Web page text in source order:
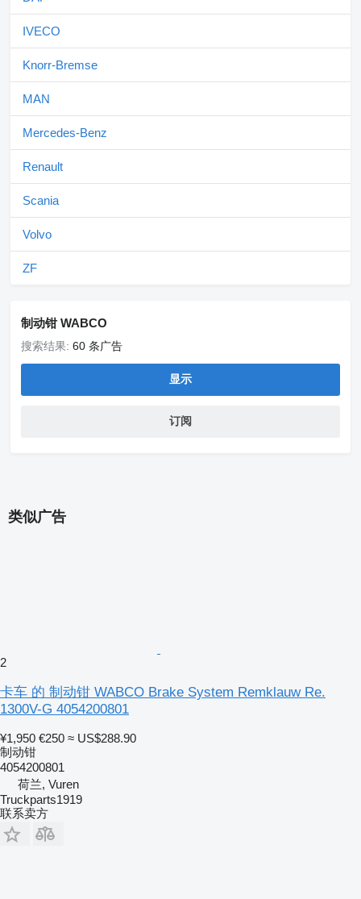
IVECO
Knorr-Bremse
MAN
Mercedes-Benz
Renault
Scania
Volvo
ZF
制动钳 WABCO
搜索结果: 60 条广告
显示
订阅
类似广告
2
卡车 的 制动钳 WABCO Brake System Remklauw Re.
1300V-G 4054200801
¥1,950 €250 ≈ US$288.90
制动钳
4054200801
荷兰, Vuren
Truckparts1919
联系卖方